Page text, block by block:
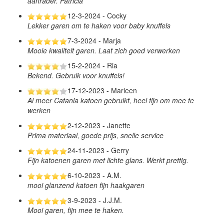
12-3-2024 - Cocky
Lekker garen om te haken voor baby knuffels
7-3-2024 - Marja
Mooie kwaliteit garen. Laat zich goed verwerken
15-2-2024 - Ria
Bekend. Gebruik voor knuffels!
17-12-2023 - Marleen
Al meer Catania katoen gebruikt, heel fijn om mee te
werken
2-12-2023 - Janette
Prima materiaal, goede prijs, snelle service
24-11-2023 - Gerry
Fijn katoenen garen met lichte glans. Werkt prettig.
6-10-2023 - A.M.
mooi glanzend katoen fijn haakgaren
3-9-2023 - J.J.M.
Mooi garen, fijn mee te haken.